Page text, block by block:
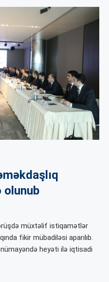
olunub
müxtəlif istiqamətlər
fikir mübadiləsi aparılıb.
heyəti ilə iqtisadi